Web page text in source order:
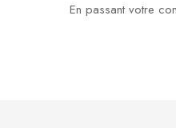
En passant votre